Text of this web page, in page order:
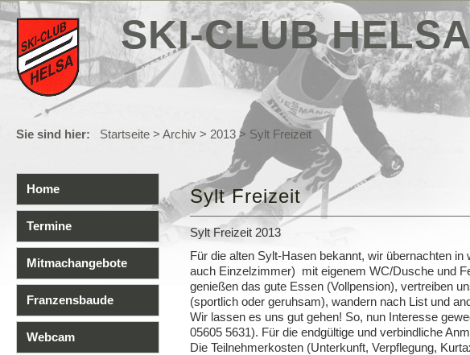
SKI-CLUB
Sie sind hier: Startseite > Archiv > 2013 > Sylt Freizeit
Home
Termine
Mitmachangebote
Franzensbaude
Webcam
Sylt Freizeit
Sylt Freizeit 2013
Für die alten Sylt-Hasen bekannt, wir übernachten
auch Einzelzimmer) mit eigenem WC/Dusche und
genießen das gute Essen (Vollpension), vertreiben
(sportlich oder geruhsam), wandern nach List und
Wir lassen es uns gut gehen! So, nun Interesse
05605 5631). Für die endgültige und verbindliche
Die Teilnehmerkosten (Unterkunft, Verpflegung,